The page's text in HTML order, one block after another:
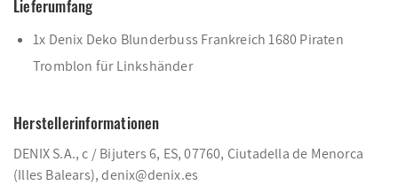
Lieferumfang
1x Denix Deko Blunderbuss Frankreich 1680 Piraten
Tromblon für Linkshänder
Herstellerinformationen
DENIX S.A., c / Bijuters 6, ES, 07760, Ciutadella de Menorca
(Illes Balears), denix@denix.es